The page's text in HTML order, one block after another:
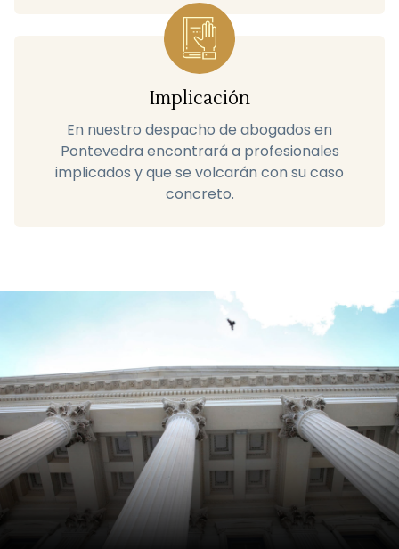
Implicación
En nuestro despacho de abogados en
Pontevedra encontrará a profesionales
implicados y que se volcarán con su caso
concreto.